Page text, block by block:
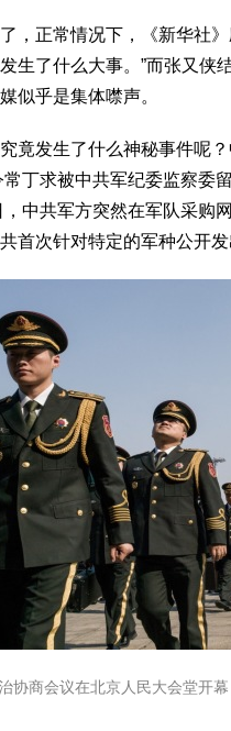
，正常情况下，《新华社
生了什么大事。”而张又侠
似乎是集体噤声。
竟发生了什么神秘事件呢
丁求被中共军纪委监察委
中共军方突然在军队采购
首次针对特定的军种公开发
协商会议在北京人民大会堂开